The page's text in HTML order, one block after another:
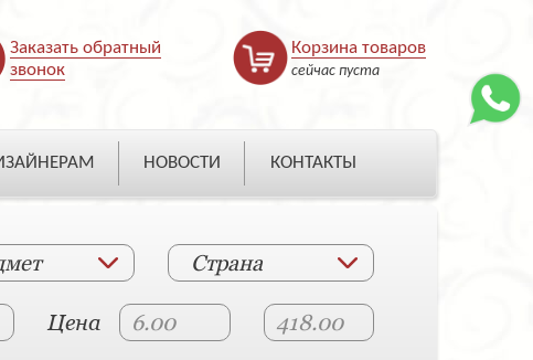
Заказать обратный
звонок
Корзина товаров
сейчас пуста
НОВОСТИ КОНТАКТЫ
Страна
Цена